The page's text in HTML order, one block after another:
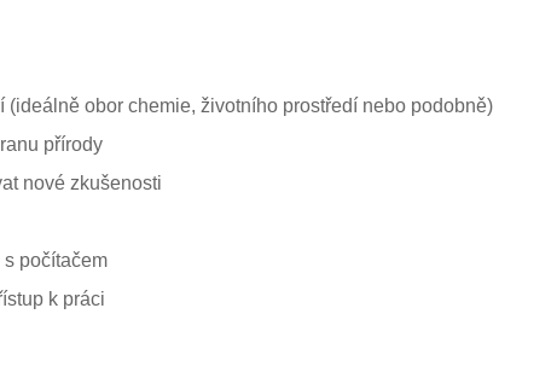
obor chemie, životního prostředí nebo podobně)
přírody
nové zkušenosti
počítačem
k práci